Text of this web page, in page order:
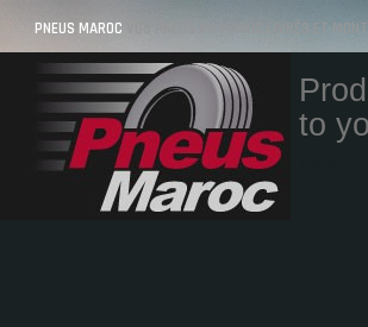
PNEUS MAROC VOS PNEUS AU MAROC LIVRÉS ET
to